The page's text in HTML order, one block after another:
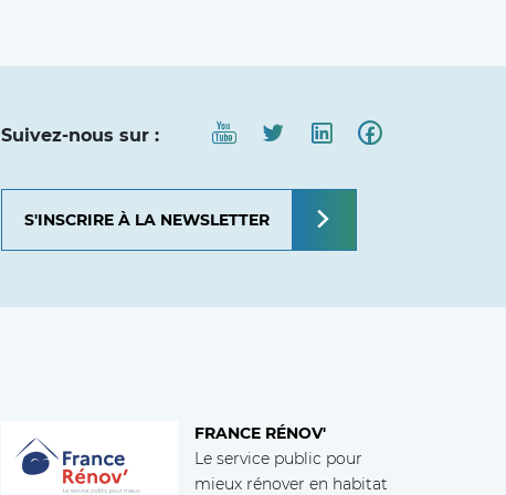
Suivez-nous sur :
S'INSCRIRE À LA NEWSLETTER
FRANCE RÉNOV'
Le service public pour
mieux rénover en habitat